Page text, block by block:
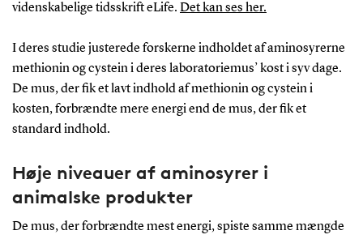
videnskabelige tidsskrift eLife. Det kan ses her.
I deres studie justerede forskerne indholdet af aminosyrerne
methionin og cystein i deres laboratoriemus’ kost i syv dage.
De mus, der fik et lavt indhold af methionin og cystein i
kosten, forbrændte mere energi end de mus, der fik et
standard indhold.
Høje niveauer af aminosyrer i
animalske produkter
De mus, der forbrændte mest energi, spiste samme mængde